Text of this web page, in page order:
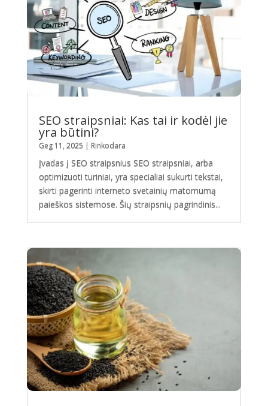
SEO straipsniai: Kas tai ir kodėl jie
yra būtini?
Geg 11, 2025 | Rinkodara
Įvadas į SEO straipsnius SEO straipsniai, arba
optimizuoti turiniai, yra specialiai sukurti tekstai,
skirti pagerinti interneto svetainių matomumą
paieškos sistemose. Šių straipsnių pagrindinis...